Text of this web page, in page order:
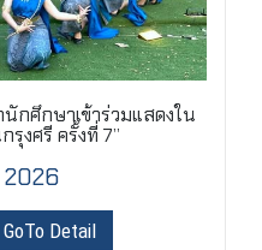
กศึกษาเข้าร่วมแสดงใน
รุงศรี ครั้งที่ 7”
2026
GoTo Detail